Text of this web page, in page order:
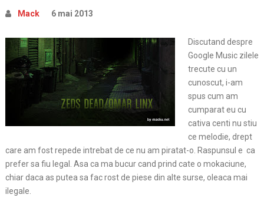
Mack 6 mai 2013
Discutand despre
Google Music zilele
trecute cu un
cunoscut, i-am
spus cum am
cumparat eu cu
cativa centi nu stiu
ce melodie, drept
care am fost repede intrebat de ce nu am piratat-o. Raspunsul e ca
prefer sa fiu legal. Asa ca ma bucur cand prind cate o mokaciune,
chiar daca as putea sa fac rost de piese din alte surse, oleaca mai
ilegale.